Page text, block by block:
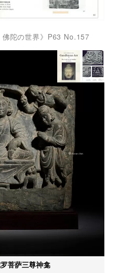
陀の世界》P63 No.157
菩萨三尊神龛